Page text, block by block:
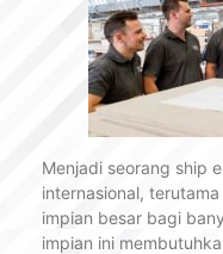
Menjadi seorang ship
internasional,
impian besar bagi
impian ini